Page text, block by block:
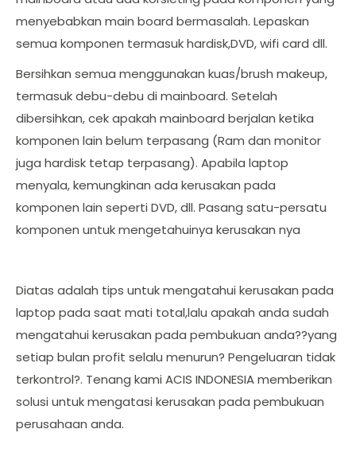
menyebabkan main board bermasalah. Lepaskan
semua komponen termasuk hardisk,DVD, wifi card dll.
Bersihkan semua menggunakan kuas/brush makeup,
termasuk debu-debu di mainboard. Setelah
dibersihkan, cek apakah mainboard berjalan ketika
komponen lain belum terpasang (Ram dan monitor
juga hardisk tetap terpasang). Apabila laptop
menyala, kemungkinan ada kerusakan pada
komponen lain seperti DVD, dll. Pasang satu-persatu
komponen untuk mengetahuinya kerusakan nya
Diatas adalah tips untuk mengatahui kerusakan pada
laptop pada saat mati total,lalu apakah anda sudah
mengatahui kerusakan pada pembukuan anda??yang
setiap bulan profit selalu menurun? Pengeluaran tidak
terkontrol?. Tenang kami ACIS INDONESIA memberikan
solusi untuk mengatasi kerusakan pada pembukuan
perusahaan anda.